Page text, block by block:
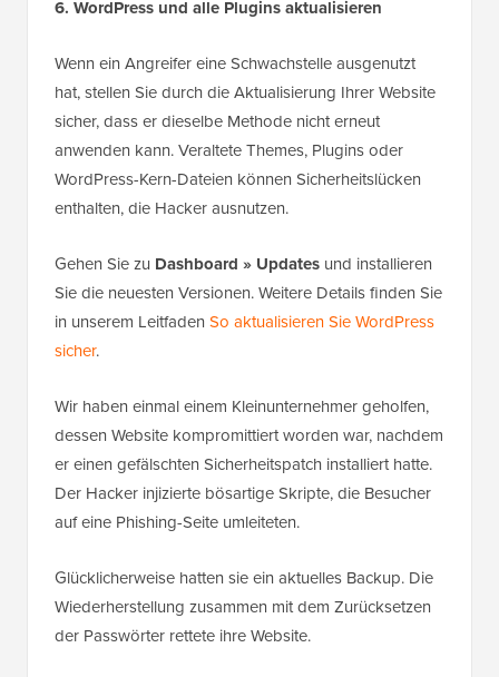
6. WordPress und alle Plugins aktualisieren
Wenn ein Angreifer eine Schwachstelle ausgenutzt
hat, stellen Sie durch die Aktualisierung Ihrer Website
sicher, dass er dieselbe Methode nicht erneut
anwenden kann. Veraltete Themes, Plugins oder
WordPress-Kern-Dateien können Sicherheitslücken
enthalten, die Hacker ausnutzen.
Gehen Sie zu Dashboard » Updates und installieren
Sie die neuesten Versionen. Weitere Details finden Sie
in unserem Leitfaden So aktualisieren Sie WordPress
sicher.
Wir haben einmal einem Kleinunternehmer geholfen,
dessen Website kompromittiert worden war, nachdem
er einen gefälschten Sicherheitspatch installiert hatte.
Der Hacker injizierte bösartige Skripte, die Besucher
auf eine Phishing-Seite umleiteten.
Glücklicherweise hatten sie ein aktuelles Backup. Die
Wiederherstellung zusammen mit dem Zurücksetzen
der Passwörter rettete ihre Website.